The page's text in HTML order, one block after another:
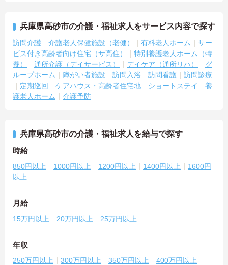
兵庫県高砂市の介護・福祉求人をサービス内容で探す
訪問介護 介護老人保健施設（老健） 有料老人ホーム
サー
ビス付き高齢者向け住宅（サ高住）
特別養護老人ホーム（特
養）
通所介護（デイサービス） デイケア（通所リハ）
グ
ループホーム
障がい者施設 訪問入浴 訪問看護
訪問診療
定期巡回
ケアハウス・高齢者住宅地 ショートステイ
養
護老人ホーム
介護予防
兵庫県高砂市の介護・福祉求人を給与で探す
時給
850円以上 1000円以上 1200円以上 1400円以上
1600円
以上
月給
15万円以上 20万円以上 25万円以上
年収
250万円以上 300万円以上 350万円以上 400万円以上